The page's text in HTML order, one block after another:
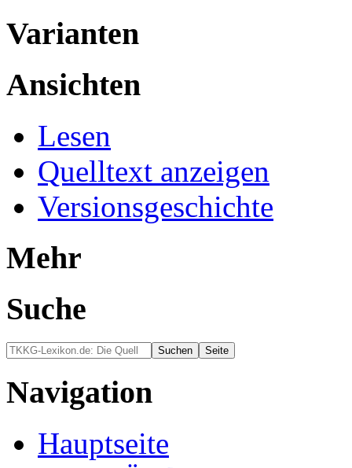
Varianten
Ansichten
Lesen
Quelltext anzeigen
Versionsgeschichte
Mehr
Suche
Navigation
Hauptseite